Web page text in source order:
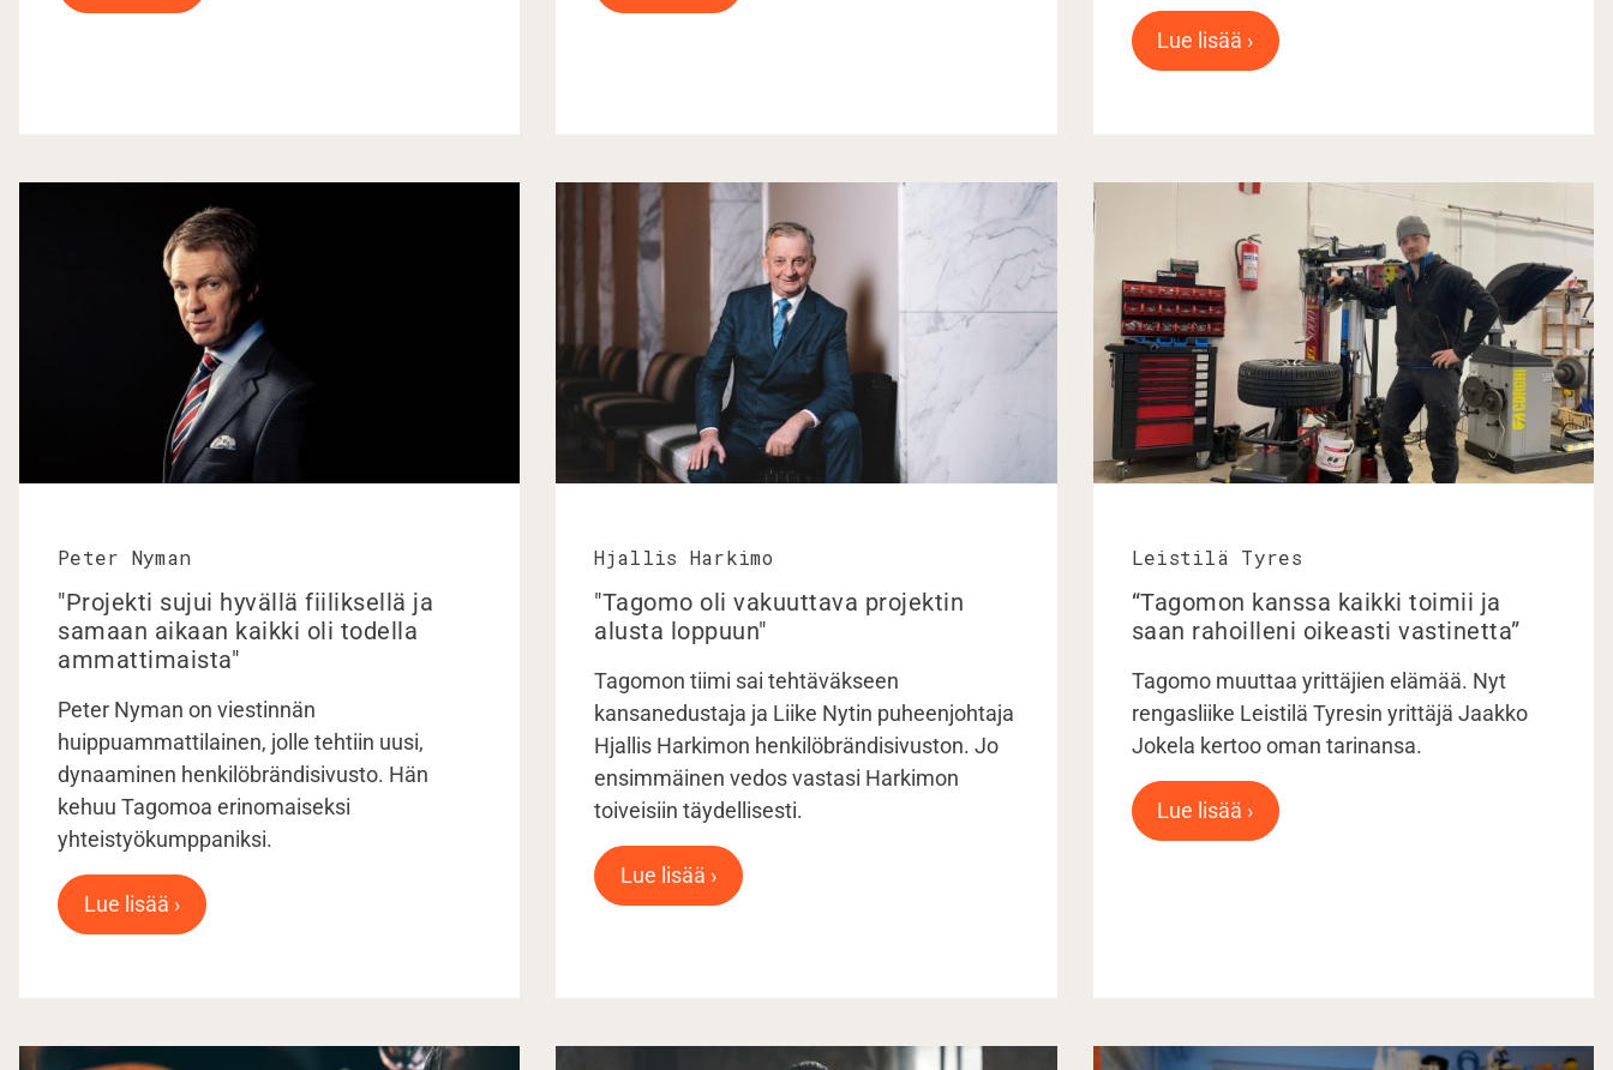
Lue lisää ›
Peter Nyman
"Projekti sujui hyvällä fiiliksellä ja
samaan aikaan kaikki oli todella
ammattimaista"
Peter Nyman on viestinnän
huippuammattilainen, jolle tehtiin uusi,
dynaaminen henkilöbrändisivusto. Hän
kehuu Tagomoa erinomaiseksi
yhteistyökumppaniksi.
Lue lisää ›
Hjallis Harkimo
"Tagomo oli vakuuttava projektin
alusta loppuun"
Tagomon tiimi sai tehtäväkseen
kansanedustaja ja Liike Nytin puheenjohtaja
Hjallis Harkimon henkilöbrändisivuston. Jo
ensimmäinen vedos vastasi Harkimon
toiveisiin täydellisesti.
Lue lisää ›
Leistilä Tyres
“Tagomon kanssa kaikki toimii ja
saan rahoilleni oikeasti vastinetta”
Tagomo muuttaa yrittäjien elämää. Nyt
rengasliike Leistilä Tyresin yrittäjä Jaakko
Jokela kertoo oman tarinansa.
Lue lisää ›